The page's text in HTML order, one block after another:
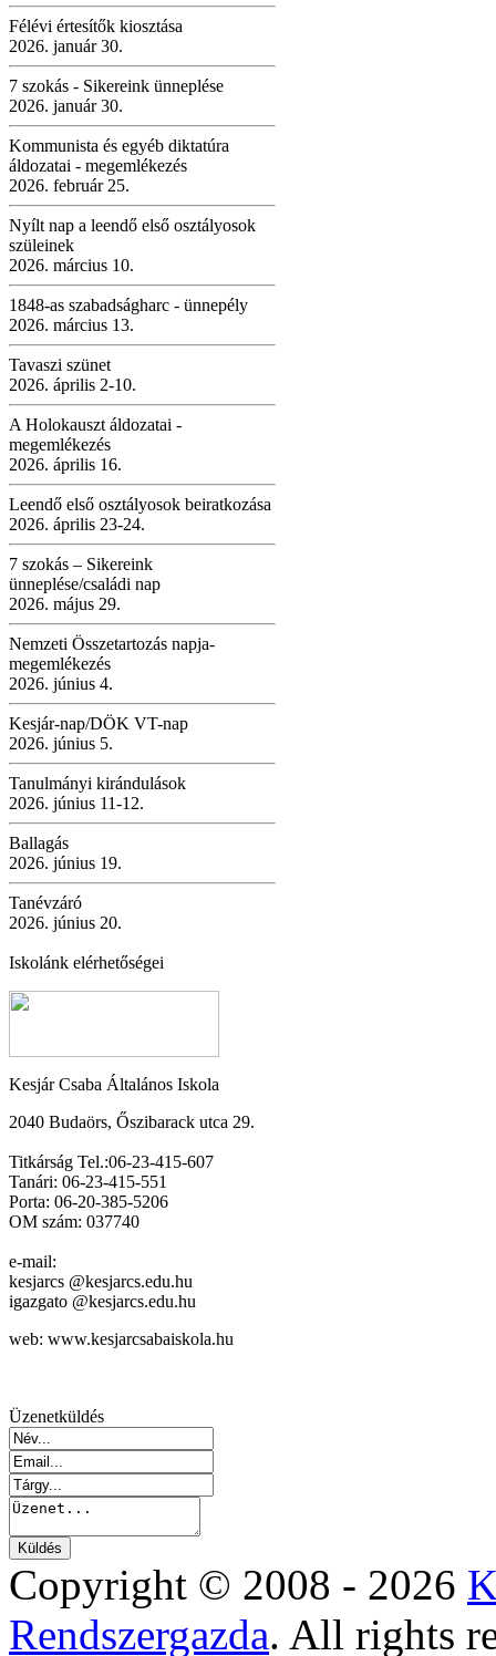
Félévi értesítők kiosztása
2026. január 30.
7 szokás - Sikereink ünneplése
2026. január 30.
Kommunista és egyéb diktatúra
áldozatai - megemlékezés
2026. február 25.
Nyílt nap a leendő első osztályosok
szüleinek
2026. március 10.
1848-as szabadságharc - ünnepély
2026. március 13.
Tavaszi szünet
2026. április 2-10.
A Holokauszt áldozatai -
megemlékezés
2026. április 16.
Leendő első osztályosok beiratkozása
2026. április 23-24.
7 szokás – Sikereink
ünneplése/családi nap
2026. május 29.
Nemzeti Összetartozás napja-
megemlékezés
2026. június 4.
Kesjár-nap/DÖK VT-nap
2026. június 5.
Tanulmányi kirándulások
2026. június 11-12.
Ballagás
2026. június 19.
Tanévzáró
2026. június 20.
Iskolánk elérhetőségei
Kesjár Csaba Általános Iskola
2040 Budaörs, Őszibarack utca 29.
Titkárság Tel.:06-23-415-607
Tanári: 06-23-415-551
Porta: 06-20-385-5206
OM szám: 037740
e-mail:
kesjarcs @kesjarcs.edu.hu
igazgato @kesjarcs.edu.hu
web: www.kesjarcsabaiskola.hu
Üzenetküldés
Copyright © 2008 - 2026
Rendszergazda. All rights